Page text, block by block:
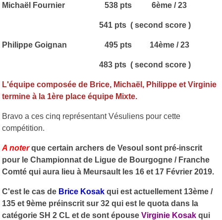
Michaël Fournier 538 pts 6ème / 23
541 pts ( second score )
Philippe Goignan 495 pts 14ème / 23
483 pts ( second score )
L'équipe composée de Brice, Michaël, Philippe et Virginie
termine à la 1ère place équipe Mixte.
Bravo a ces cinq représentant Vésuliens pour cette
compétition.
A noterque certain archers de Vesoul sont pré-inscrit
pour le Championnat de Ligue de Bourgogne / Franche
Comté qui aura lieu à Meursault les 16 et 17 Février 2019.
C'est le cas de Brice Kosak qui est actuellement 13ème /
135 et 9ème préinscrit sur 32 qui est le quota dans la
catégorie SH 2 CL et de sont épouse Virginie Kosak qui